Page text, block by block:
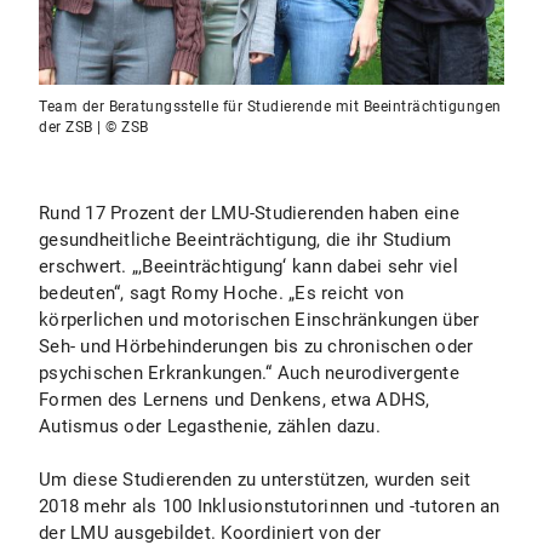
Team der Beratungsstelle für Studierende mit Beeinträchtigungen
der ZSB | © ZSB
Rund 17 Prozent der LMU-Studierenden haben eine
gesundheitliche Beeinträchtigung, die ihr Studium
erschwert. „,Beeinträchtigung‘ kann dabei sehr viel
bedeuten“, sagt Romy Hoche. „Es reicht von
körperlichen und motorischen Einschränkungen über
Seh- und Hörbehinderungen bis zu chronischen oder
psychischen Erkrankungen.“ Auch neurodivergente
Formen des Lernens und Denkens, etwa ADHS,
Autismus oder Legasthenie, zählen dazu.
Um diese Studierenden zu unterstützen, wurden seit
2018 mehr als 100 Inklusionstutorinnen und -tutoren an
der LMU ausgebildet. Koordiniert von der